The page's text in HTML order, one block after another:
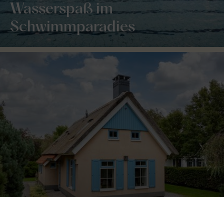
Wasserspaß im
Schwimmparadies